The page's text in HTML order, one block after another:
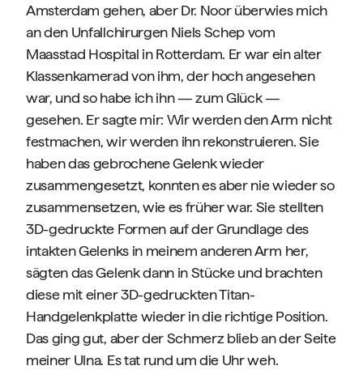
Amsterdam gehen, aber Dr. Noor überwies mich
an den Unfallchirurgen Niels Schep vom
Maasstad Hospital in Rotterdam. Er war ein alter
Klassenkamerad von ihm, der hoch angesehen
war, und so habe ich ihn — zum Glück —
gesehen. Er sagte mir: Wir werden den Arm nicht
festmachen, wir werden ihn rekonstruieren. Sie
haben das gebrochene Gelenk wieder
zusammengesetzt, konnten es aber nie wieder so
zusammensetzen, wie es früher war. Sie stellten
3D-gedruckte Formen auf der Grundlage des
intakten Gelenks in meinem anderen Arm her,
sägten das Gelenk dann in Stücke und brachten
diese mit einer 3D-gedruckten Titan-
Handgelenkplatte wieder in die richtige Position.
Das ging gut, aber der Schmerz blieb an der Seite
meiner Ulna. Es tat rund um die Uhr weh.